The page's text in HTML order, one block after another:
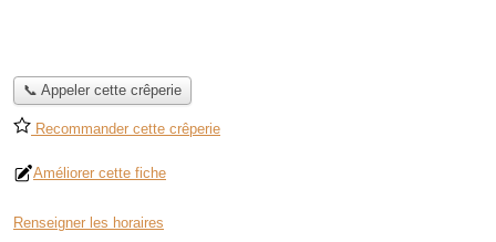
📞 Appeler cette crêperie
Recommander cette crêperie
Améliorer cette fiche
Renseigner les horaires